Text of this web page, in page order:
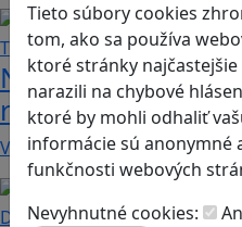
Tieto súbory cookies
tom, ako sa používa
ktoré stránky
narazili na chybové
ktoré by mohli odhaliť
informácie sú anonymné
funkčnosti webových
Nevyhnutné cookies:
Návod pre
rodičovského
V obchode Play je možné